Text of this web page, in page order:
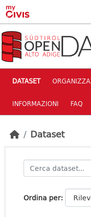
Skip to main content
DATASET
INFORMAZIONI FAQ
Dataset
Ordina per